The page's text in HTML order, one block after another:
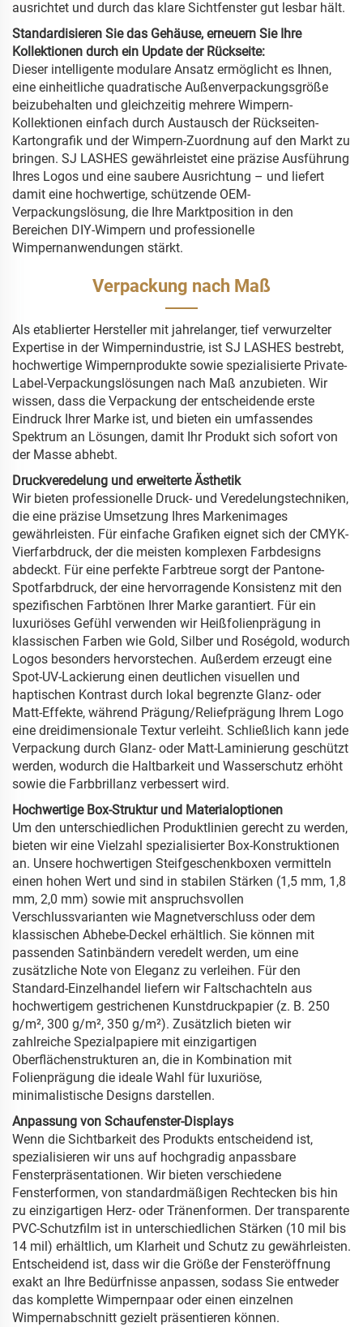
ausrichtet und durch das klare Sichtfenster gut lesbar hält.
Standardisieren Sie das Gehäuse, erneuern Sie Ihre
Kollektionen durch ein Update der Rückseite:
Dieser intelligente modulare Ansatz ermöglicht es Ihnen,
eine einheitliche quadratische Außenverpackungsgröße
beizubehalten und gleichzeitig mehrere Wimpern-
Kollektionen einfach durch Austausch der Rückseiten-
Kartongrafik und der Wimpern-Zuordnung auf den Markt zu
bringen. SJ LASHES gewährleistet eine präzise Ausführung
Ihres Logos und eine saubere Ausrichtung – und liefert
damit eine hochwertige, schützende OEM-
Verpackungslösung, die Ihre Marktposition in den
Bereichen DIY-Wimpern und professionelle
Wimpernanwendungen stärkt.
Verpackung nach Maß
Als etablierter Hersteller mit jahrelanger, tief verwurzelter
Expertise in der Wimpernindustrie, ist SJ LASHES bestrebt,
hochwertige Wimpernprodukte sowie spezialisierte Private-
Label-Verpackungslösungen nach Maß anzubieten. Wir
wissen, dass die Verpackung der entscheidende erste
Eindruck Ihrer Marke ist, und bieten ein umfassendes
Spektrum an Lösungen, damit Ihr Produkt sich sofort von
der Masse abhebt.
Druckveredelung und erweiterte Ästhetik
Wir bieten professionelle Druck- und Veredelungstechniken,
die eine präzise Umsetzung Ihres Markenimages
gewährleisten. Für einfache Grafiken eignet sich der CMYK-
Vierfarbdruck, der die meisten komplexen Farbdesigns
abdeckt. Für eine perfekte Farbtreue sorgt der Pantone-
Spotfarbdruck, der eine hervorragende Konsistenz mit den
spezifischen Farbtönen Ihrer Marke garantiert. Für ein
luxuriöses Gefühl verwenden wir Heißfolienprägung in
klassischen Farben wie Gold, Silber und Roségold, wodurch
Logos besonders hervorstechen. Außerdem erzeugt eine
Spot-UV-Lackierung einen deutlichen visuellen und
haptischen Kontrast durch lokal begrenzte Glanz- oder
Matt-Effekte, während Prägung/Reliefprägung Ihrem Logo
eine dreidimensionale Textur verleiht. Schließlich kann jede
Verpackung durch Glanz- oder Matt-Laminierung geschützt
werden, wodurch die Haltbarkeit und Wasserschutz erhöht
sowie die Farbbrillanz verbessert wird.
Hochwertige Box-Struktur und Materialoptionen
Um den unterschiedlichen Produktlinien gerecht zu werden,
bieten wir eine Vielzahl spezialisierter Box-Konstruktionen
an. Unsere hochwertigen Steifgeschenkboxen vermitteln
einen hohen Wert und sind in stabilen Stärken (1,5 mm, 1,8
mm, 2,0 mm) sowie mit anspruchsvollen
Verschlussvarianten wie Magnetverschluss oder dem
klassischen Abhebe-Deckel erhältlich. Sie können mit
passenden Satinbändern veredelt werden, um eine
zusätzliche Note von Eleganz zu verleihen. Für den
Standard-Einzelhandel liefern wir Faltschachteln aus
hochwertigem gestrichenen Kunstdruckpapier (z. B. 250
g/m², 300 g/m², 350 g/m²). Zusätzlich bieten wir
zahlreiche Spezialpapiere mit einzigartigen
Oberflächenstrukturen an, die in Kombination mit
Folienprägung die ideale Wahl für luxuriöse,
minimalistische Designs darstellen.
Anpassung von Schaufenster-Displays
Wenn die Sichtbarkeit des Produkts entscheidend ist,
spezialisieren wir uns auf hochgradig anpassbare
Fensterpräsentationen. Wir bieten verschiedene
Fensterformen, von standardmäßigen Rechtecken bis hin
zu einzigartigen Herz- oder Tränenformen. Der transparente
PVC-Schutzfilm ist in unterschiedlichen Stärken (10 mil bis
14 mil) erhältlich, um Klarheit und Schutz zu gewährleisten.
Entscheidend ist, dass wir die Größe der Fensteröffnung
exakt an Ihre Bedürfnisse anpassen, sodass Sie entweder
das komplette Wimpernpaar oder einen einzelnen
Wimpernabschnitt gezielt präsentieren können.